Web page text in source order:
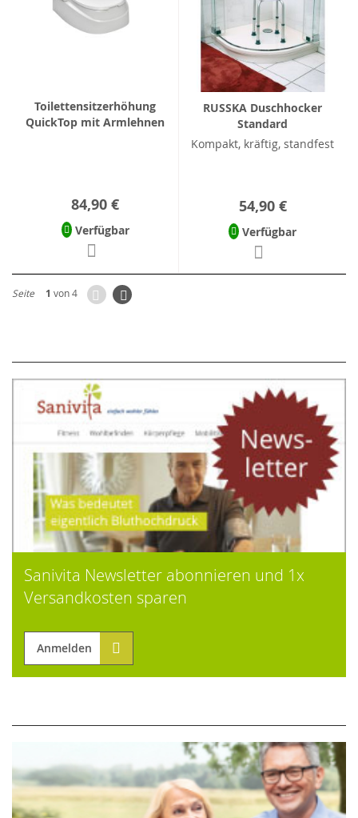
Toilettensitzerhöhung
QuickTop mit Armlehnen
84,90 €
Verfügbar
RUSSKA Duschhocker
Standard
Kompakt, kräftig, standfest
54,90 €
Verfügbar
Seite 1 von 4 ZurückSeite
Weiter
Sanivita Newsletter abonnieren und 1x
Versandkosten sparen
Anmelden